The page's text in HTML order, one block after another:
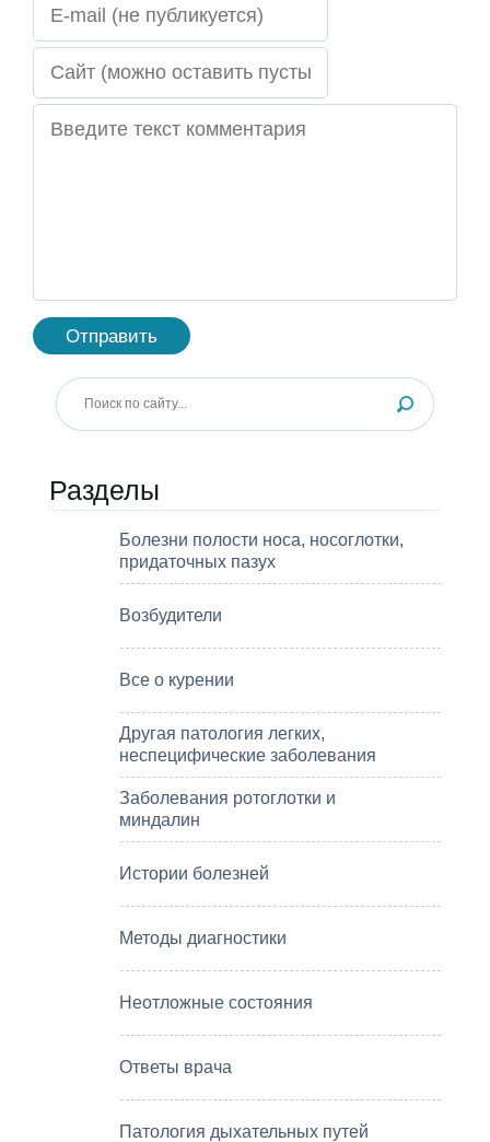
Разделы
Болезни полости носа, носоглотки,
придаточных пазух
Возбудители
Все о курении
Другая патология легких,
неспецифические заболевания
Заболевания ротоглотки и
миндалин
Истории болезней
Методы диагностики
Неотложные состояния
Ответы врача
Патология дыхательных путей